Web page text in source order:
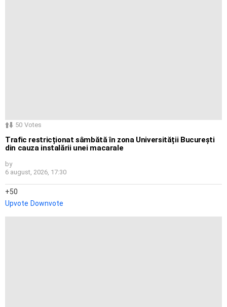
50 Votes
Trafic restricționat sâmbătă în zona Universității București
din cauza instalării unei macarale
by
6 august, 2026, 17:30
50
Upvote Downvote